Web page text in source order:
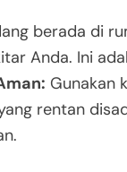
berada di
Anda. Ini
Gunakan
rentan